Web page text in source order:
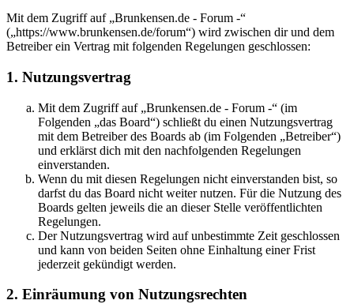
Mit dem Zugriff auf „Brunkensen.de - Forum -“
(„https://www.brunkensen.de/forum“) wird zwischen dir und dem
Betreiber ein Vertrag mit folgenden Regelungen geschlossen:
1. Nutzungsvertrag
Mit dem Zugriff auf „Brunkensen.de - Forum -“ (im
Folgenden „das Board“) schließt du einen Nutzungsvertrag
mit dem Betreiber des Boards ab (im Folgenden „Betreiber“)
und erklärst dich mit den nachfolgenden Regelungen
einverstanden.
Wenn du mit diesen Regelungen nicht einverstanden bist, so
darfst du das Board nicht weiter nutzen. Für die Nutzung des
Boards gelten jeweils die an dieser Stelle veröffentlichten
Regelungen.
Der Nutzungsvertrag wird auf unbestimmte Zeit geschlossen
und kann von beiden Seiten ohne Einhaltung einer Frist
jederzeit gekündigt werden.
2. Einräumung von Nutzungsrechten